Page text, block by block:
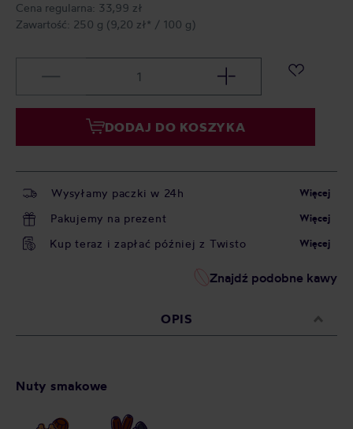
Cena regularna: 33,99 zł
Zawartość: 250 g (9,20 zł* / 100 g)
DODAJ DO KOSZYKA
Wysyłamy paczki w 24h Więcej
Pakujemy na prezent Więcej
Kup teraz i zapłać później z Twisto Więcej
Znajdź podobne kawy
OPIS
Nuty smakowe